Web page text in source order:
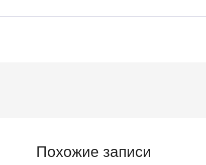
Похожие записи